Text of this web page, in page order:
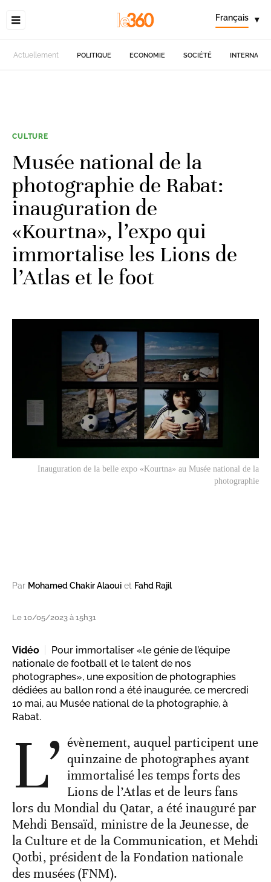
Français ▾
Actuellement POLITIQUE ECONOMIE SOCIÉTÉ
CULTURE
Musée national de la
photographie de Rabat:
inauguration de
«Kourtna», l’expo qui
immortalise les Lions de
l’Atlas et le foot
Inauguration de la belle expo «Kourtna» au Musée national de la
photographie
Par Mohamed Chakir Alaoui et Fahd Rajil
Le 10/05/2023 à 15h31
Vidéo
Pour immortaliser «le génie de l’équipe
nationale de football et le talent de nos
photographes», une exposition de photographies
dédiées au ballon rond a été inaugurée, ce mercredi
10 mai, au Musée national de la photographie, à
Rabat.
L’ évènement, auquel participent une
quinzaine de photographes ayant
immortalisé les temps forts des
Lions de l’Atlas et de leurs fans
lors du Mondial du Qatar, a été inauguré par
Mehdi Bensaïd, ministre de la Jeunesse, de
la Culture et de la Communication, et Mehdi
Qotbi, président de la Fondation nationale
des musées (FNM).